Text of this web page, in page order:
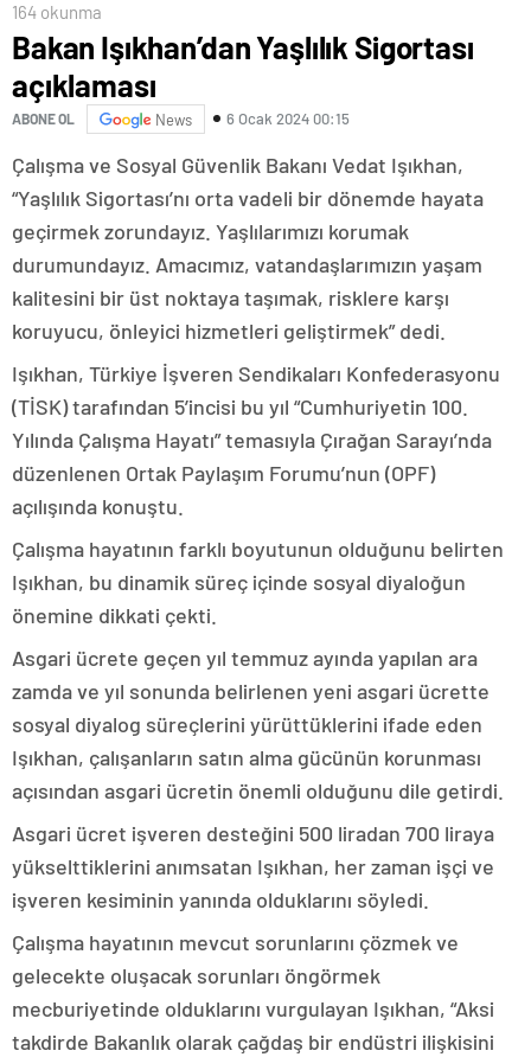
164 okunma
Bakan Işıkhan’dan Yaşlılık Sigortası
açıklaması
ABONE OL News 6 Ocak 2024 00:15
Çalışma ve Sosyal Güvenlik Bakanı Vedat Işıkhan,
“Yaşlılık Sigortası’nı orta vadeli bir dönemde hayata
geçirmek zorundayız. Yaşlılarımızı korumak
durumundayız. Amacımız, vatandaşlarımızın yaşam
kalitesini bir üst noktaya taşımak, risklere karşı
koruyucu, önleyici hizmetleri geliştirmek” dedi.
Işıkhan, Türkiye İşveren Sendikaları Konfederasyonu
(TİSK) tarafından 5’incisi bu yıl “Cumhuriyetin 100.
Yılında Çalışma Hayatı” temasıyla Çırağan Sarayı’nda
düzenlenen Ortak Paylaşım Forumu’nun (OPF)
açılışında konuştu.
Çalışma hayatının farklı boyutunun olduğunu belirten
Işıkhan, bu dinamik süreç içinde sosyal diyaloğun
önemine dikkati çekti.
Asgari ücrete geçen yıl temmuz ayında yapılan ara
zamda ve yıl sonunda belirlenen yeni asgari ücrette
sosyal diyalog süreçlerini yürüttüklerini ifade eden
Işıkhan, çalışanların satın alma gücünün korunması
açısından asgari ücretin önemli olduğunu dile getirdi.
Asgari ücret işveren desteğini 500 liradan 700 liraya
yükselttiklerini anımsatan Işıkhan, her zaman işçi ve
işveren kesiminin yanında olduklarını söyledi.
Çalışma hayatının mevcut sorunlarını çözmek ve
gelecekte oluşacak sorunları öngörmek
mecburiyetinde olduklarını vurgulayan Işıkhan, “Aksi
takdirde Bakanlık olarak çağdaş bir endüstri ilişkisini